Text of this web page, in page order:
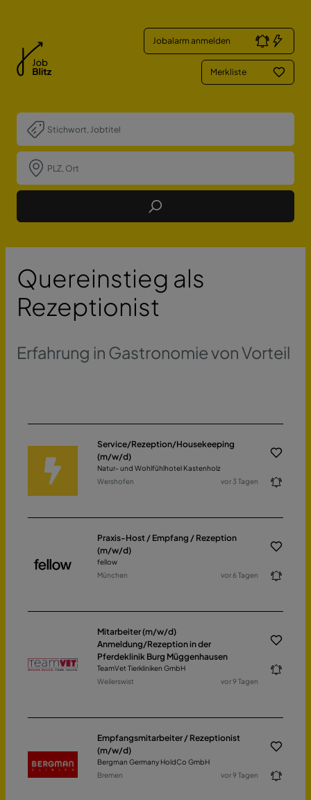
Jobalarm anmelden
Merkliste
Job Finden
Quereinstieg als
Rezeptionist
Erfahrung in Gastronomie von Vorteil
Service/Rezeption/Housekeeping
(m/w/d)
Natur- und Wohlfühlhotel Kastenholz
Wershofen
vor 3 Tagen
Praxis-Host / Empfang / Rezeption
(m/w/d)
fellow
München
vor 6 Tagen
Mitarbeiter (m/w/d)
Anmeldung/Rezeption in der
Pferdeklinik Burg Müggenhausen
TeamVet Tierkliniken GmbH
Weilerswist
vor 9 Tagen
Empfangsmitarbeiter / Rezeptionist
(m/w/d)
Bergman Germany HoldCo GmbH
Bremen
vor 9 Tagen